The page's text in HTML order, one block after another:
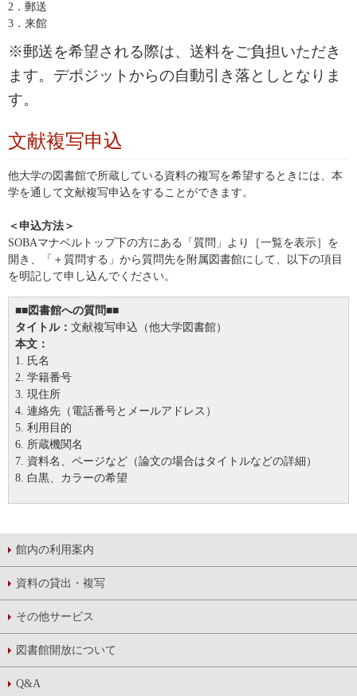
2．郵送
3．来館
※郵送を希望される際は、送料をご負担いただき
ます。デポジットからの自動引き落としとなりま
す。
文献複写申込
他大学の図書館で所蔵している資料の複写を希望するときには、本
学を通して文献複写申込をすることができます。
＜申込方法＞
SOBAマナベルトップ下の方にある「質問」より［一覧を表示］を
開き、「＋質問する」から質問先を附属図書館にして、以下の項目
を明記して申し込んでください。
■■図書館への質問■■
タイトル： 文献複写申込（他大学図書館）
本文：
1. 氏名
2. 学籍番号
3. 現住所
4. 連絡先（電話番号とメールアドレス）
5. 利用目的
6. 所蔵機関名
7. 資料名、ページなど（論文の場合はタイトルなどの詳細）
8. 白黒、カラーの希望
館内の利用案内
資料の貸出・複写
その他サービス
図書館開放について
Q&A